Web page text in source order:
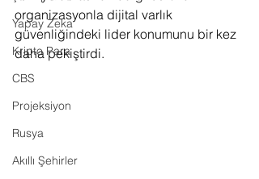
Yapay Zeka
Kripto Para
CBS
Projeksiyon
Rusya
Akıllı Şehirler
organizasyonla dijital varlık
güvenliğindeki lider konumunu bir kez
daha pekiştirdi.